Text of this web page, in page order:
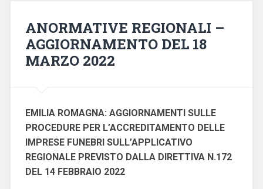
ANORMATIVE REGIONALI –
AGGIORNAMENTO DEL 18
MARZO 2022
EMILIA ROMAGNA: AGGIORNAMENTI SULLE
PROCEDURE PER L’ACCREDITAMENTO DELLE
IMPRESE FUNEBRI SULL’APPLICATIVO
REGIONALE PREVISTO DALLA DIRETTIVA N.172
DEL 14 FEBBRAIO 2022